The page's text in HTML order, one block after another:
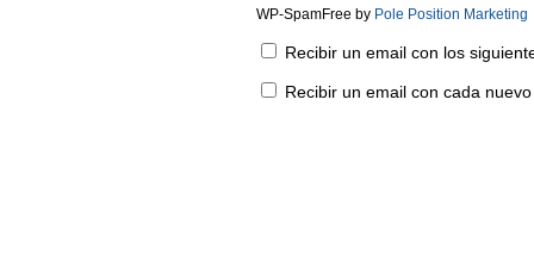
WP-SpamFree by Pole Position Marketing
Recibir un email con los
Recibir un email con cada